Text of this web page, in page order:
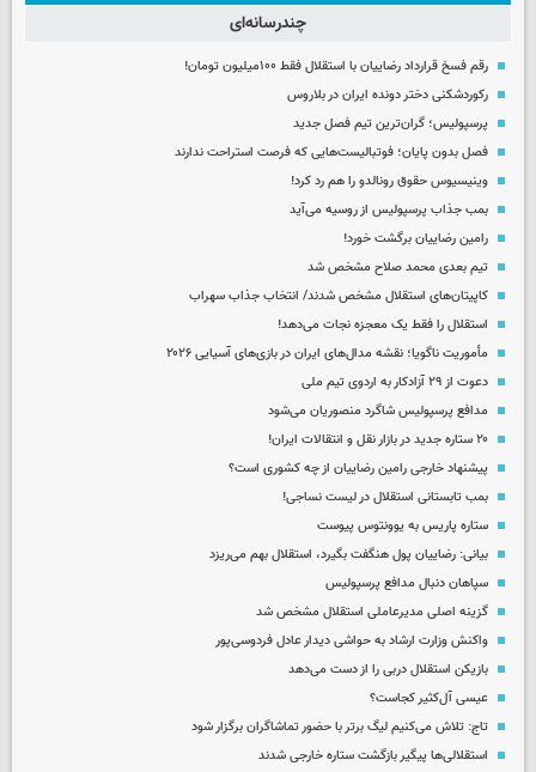
چندرسانه‌ای
رقم فسخ قرارداد رضاییان با استقلال فقط ۱۰۰میلیون تومان!
رکوردشکنی دختر دونده ایران در بلاروس
پرسپولیس؛ گران‌ترین تیم فصل جدید
فصل بدون پایان؛ فوتبالیست‌هایی که فرصت استراحت ندارند
وینیسیوس حقوق رونالدو را هم رد کرد!
بمب جذاب پرسپولیس از روسیه می‌آید
رامین رضاییان برگشت خورد!
تیم بعدی محمد صلاح مشخص شد
کاپیتان‌های استقلال مشخص شدند/ انتخاب جذاب سهراب
استقلال را فقط یک معجزه نجات می‌دهد!
مأموریت ناگویا؛ نقشه مدال‌های ایران در بازی‌های آسیایی ۲۰۲۶
دعوت از ۲۹ آزادکار به اردوی تیم ملی
مدافع پرسپولیس شاگرد منصوریان می‌شود
۲۰ ستاره جدید در بازار نقل و انتقالات ایران!
پیشنهاد خارجی رامین رضاییان از چه کشوری است؟
بمب تابستانی استقلال در لیست نساجی!
ستاره پاریس به یوونتوس پیوست
بیانی: رضاییان پول هنگفت بگیرد، استقلال بهم می‌ریزد
سپاهان دنبال مدافع پرسپولیس
گزینه اصلی مدیرعاملی استقلال مشخص شد
واکنش وزارت ارشاد به حواشی دیدار عادل فردوسی‌پور
بازیکن استقلال دربی را از دست می‌دهد
عیسی آل‌کثیر کجاست؟
تاج: تلاش می‌کنیم لیگ برتر با حضور تماشاگران برگزار شود
استقلالی‌ها پیگیر بازگشت ستاره خارجی شدند